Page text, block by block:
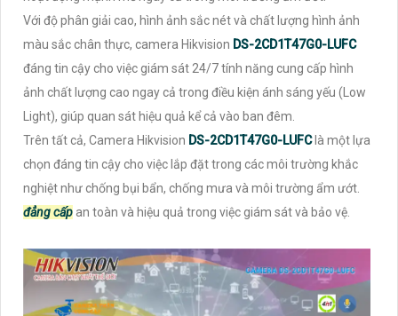
Với độ phân giải cao, hình ảnh sắc nét và chất lượng hình ảnh
màu sắc chân thực, camera Hikvision DS-2CD1T47G0-LUFC
đáng tin cậy cho việc giám sát 24/7 tính năng cung cấp hình
ảnh chất lượng cao ngay cả trong điều kiện ánh sáng yếu (Low
Light), giúp quan sát hiệu quả kể cả vào ban đêm.
Trên tất cả, Camera Hikvision DS-2CD1T47G0-LUFC là một lựa
chọn đáng tin cậy cho việc lắp đặt trong các môi trường khắc
nghiệt như chống bụi bẩn, chống mưa và môi trường ẩm ướt.
đẳng cấp an toàn và hiệu quả trong việc giám sát và bảo vệ.